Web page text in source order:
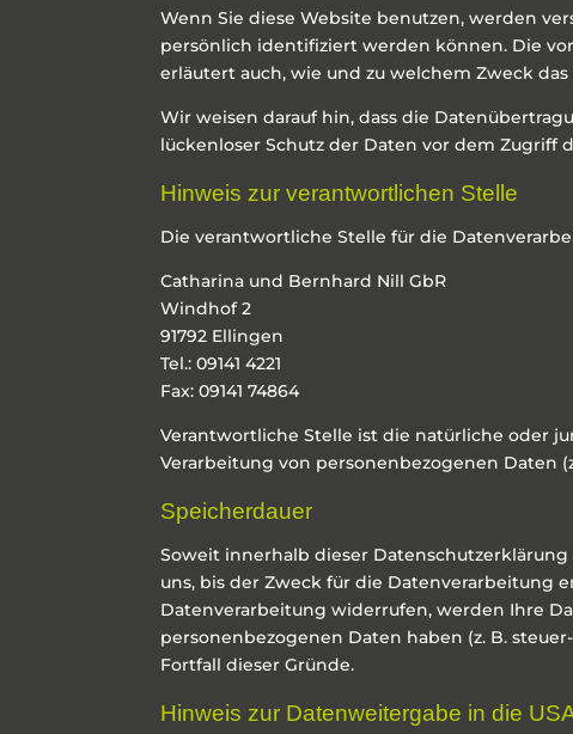
Wenn Sie diese Website benutzen, werden
persönlich identifiziert werden können. Die
erläutert auch, wie und zu welchem Zweck
Wir weisen darauf hin, dass die
lückenloser Schutz der Daten vor dem Zugriff
Hinweis zur verantwortlichen Stelle
Die verantwortliche Stelle für die
Catharina und Bernhard Nill GbR
Windhof 2
91792 Ellingen
Tel.: 09141 4221
Fax: 09141 74864
Verantwortliche Stelle ist die natürliche oder
Verarbeitung von personenbezogenen Daten
Speicherdauer
Soweit innerhalb dieser
uns, bis der Zweck für die Datenverarbeitung
Datenverarbeitung widerrufen, werden Ihre
personenbezogenen Daten haben (z. B.
Fortfall dieser Gründe.
Hinweis zur Datenweitergabe in die